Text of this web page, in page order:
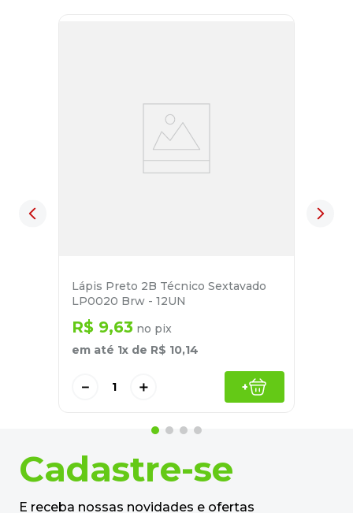
Lápis Preto 2B Técnico Sextavado
LP0020 Brw - 12UN
R$ 9,63 no pix
em até 1x de R$ 10,14
＋
－ +
Cadastre-se
E receba nossas novidades e ofertas